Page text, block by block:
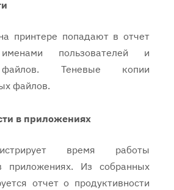
принтере попадают в отчет
пользователей и
Теневые копии
файлов.
в приложениях
время работы
приложениях. Из собранных
отчет о продуктивности